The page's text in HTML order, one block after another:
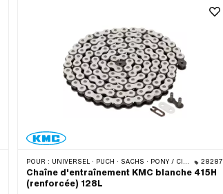
POUR : UNIVERSEL · PUCH · SACHS · PONY / CILO (BÊTA 521 & 512) · ZÜNDAPP BELMONDO · TOMOS · BYE BIKE 28287
Chaîne d'entraînement KMC blanche 415H
(renforcée) 128L